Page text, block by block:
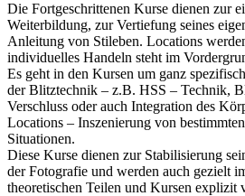
Die Fortgeschrittenen Kurse dienen zur
Weiterbildung, zur Vertiefung seines
Anleitung von Stileben. Locations
individuelles Handeln steht im
Es geht in den Kursen um ganz
der Blitztechnik – z.B. HSS – Technik,
Verschluss oder auch Integration des
Locations – Inszenierung von
Situationen.
Diese Kurse dienen zur Stabilisierung
der Fotografie und werden auch gezielt
theoretischen Teilen und Kursen explizit